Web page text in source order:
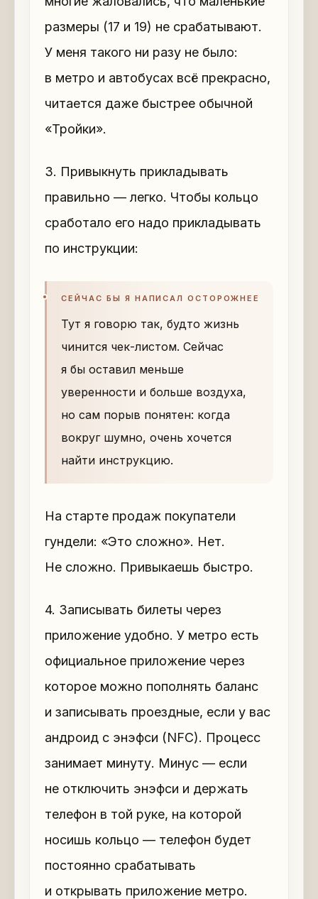
размеры (17 и 19) не срабатывают.
У меня такого ни разу не было:
в метро и автобусах всё прекрасно,
читается даже быстрее обычной
«Тройки».
3. Привыкнуть прикладывать
правильно — легко. Чтобы кольцо
сработало его надо прикладывать
по инструкции:
СЕЙЧАС БЫ Я НАПИСАЛ ОСТОРОЖНЕЕ
Тут я говорю так, будто жизнь
чинится чек-листом. Сейчас
я бы оставил меньше
уверенности и больше воздуха,
но сам порыв понятен: когда
вокруг шумно, очень хочется
найти инструкцию.
На старте продаж покупатели
гундели: «Это сложно». Нет.
Не сложно. Привыкаешь быстро.
4. Записывать билеты через
приложение удобно. У метро есть
официальное приложение через
которое можно пополнять баланс
и записывать проездные, если у вас
андроид с энэфси (NFC). Процесс
занимает минуту. Минус — если
не отключить энэфси и держать
телефон в той руке, на которой
носишь кольцо — телефон будет
постоянно срабатывать
и открывать приложение метро.